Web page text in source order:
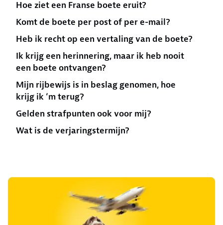
Hoe ziet een Franse boete eruit?
Komt de boete per post of per e-mail?
Heb ik recht op een vertaling van de boete?
Ik krijg een herinnering, maar ik heb nooit
een boete ontvangen?
Mijn rijbewijs is in beslag genomen, hoe
krijg ik ‘m terug?
Gelden strafpunten ook voor mij?
Wat is de verjaringstermijn?